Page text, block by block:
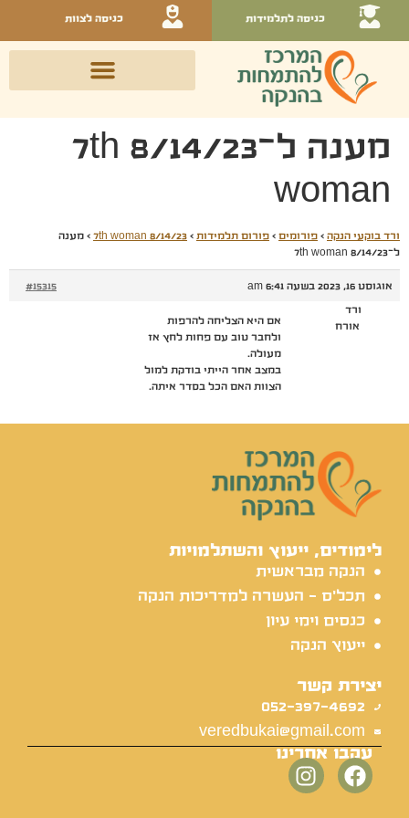
כניסה לתלמידות כניסה לצוות
מענה ל־8/14/23 7th
woman
ורד בוקעי הנקה › פורומים › פורום תלמידות ›
8/14/23 7th woman
› מענה
ל־8/14/23 7th woman
אוגוסט 16, 2023 בשעה 6:41 am #15315
ורד
אורח
אם היא הצליחה להרפות
ולחבר טוב עם פחות לחץ אז
מעולה.
במצב אחר הייתי בודקת למול
הצוות האם הכל בסדר איתה.
לימודים, ייעוץ והשתלמויות
הנקה מבראשית
תכל'ס - העשרה למדריכות הנקה
כנסים וימי עיון
ייעוץ הנקה
יצירת קשר
052-397-4692
veredbukai@gmail.com
עקבו אחרינו